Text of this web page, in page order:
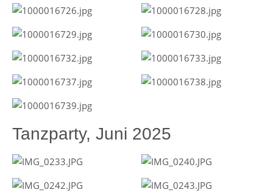
Tanzparty, Juni 2025